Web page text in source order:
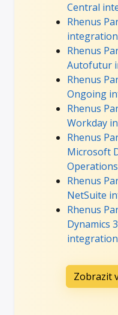
Central
Rhenus
integration
Rhenus
Autofutur
Rhenus
Ongoing
Rhenus
Workday
Rhenus
Microsoft
Rhenus
NetSuite
Rhenus
Dynamics
integration
Zobrazit